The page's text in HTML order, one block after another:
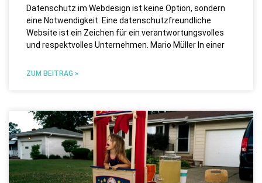
Datenschutz im Webdesign ist keine Option, sondern
eine Notwendigkeit. Eine datenschutzfreundliche
Website ist ein Zeichen für ein verantwortungsvolles
und respektvolles Unternehmen. Mario Müller In einer
ZUM BEITRAG »